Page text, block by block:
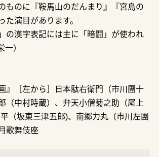
ものに『鞍馬山のだんまり』『宮島の
た演目があります。
の漢字表記には主に「暗闘」が使われ
）
』［左から］日本駄右衛門（市川團十
（中村時蔵）、弁天小僧菊之助（尾上
（坂東三津五郎)、南郷力丸（市川左團
歌舞伎座